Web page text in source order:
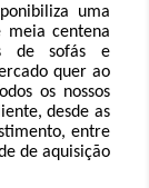
uma
meia centena
de sofás e
quer ao
os nossos
desde as
entre
de aquisição